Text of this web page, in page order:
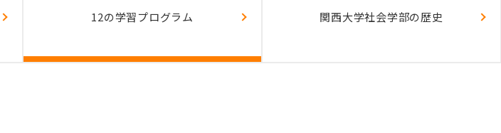
12の学習プログラム 関西大学社会学部の歴史